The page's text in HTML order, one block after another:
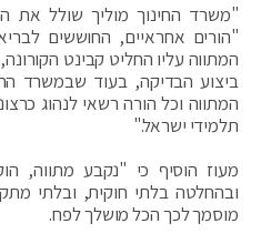
"משרד החינוך מוליך שולל את
"הורים אחראיים, החוששים
המתווה עליו החליט קבינט
ביצוע הבדיקה, בעוד שבמשרד
המתווה וכל הורה רשאי לנהוג
תלמידי ישראל."
מעוז הוסיף כי "נקבע מתווה,
ובהחלטה בלתי חוקית, ובלתי
מוסמך לכך הכל מושלך לפח.